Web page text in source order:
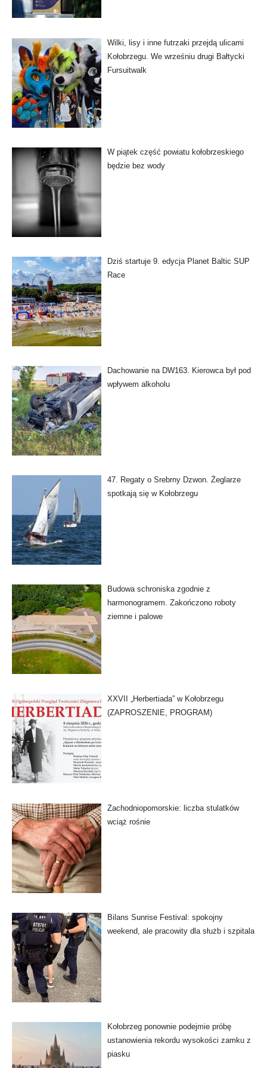
Wilki, lisy i inne futrzaki przejdą ulicami
Kołobrzegu. We wrześniu drugi Bałtycki
Fursuitwalk
W piątek część powiatu kołobrzeskiego
będzie bez wody
Dziś startuje 9. edycja Planet Baltic SUP
Race
Dachowanie na DW163. Kierowca był pod
wpływem alkoholu
47. Regaty o Srebrny Dzwon. Żeglarze
spotkają się w Kołobrzegu
Budowa schroniska zgodnie z
harmonogramem. Zakończono roboty
ziemne i palowe
XXVII „Herbertiada” w Kołobrzegu
(ZAPROSZENIE, PROGRAM)
Zachodniopomorskie: liczba stulatków
wciąż rośnie
Bilans Sunrise Festival: spokojny
weekend, ale pracowity dla służb i szpitala
Kołobrzeg ponownie podejmie próbę
ustanowienia rekordu wysokości zamku z
piasku